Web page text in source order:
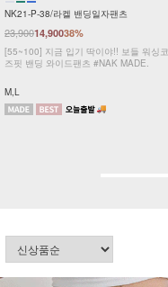
NK21-P-38/라켈 밴딩일자팬츠
38%
23,90014,900
[55~100] 지금 입기 딱이야!! 보들 워싱
즈핏 밴딩 와이드팬츠 #NAK MADE.
M,L